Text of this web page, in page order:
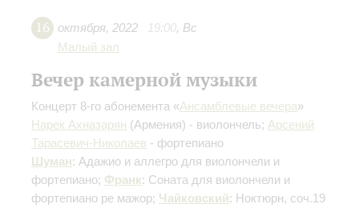
16 октября, 2022 19:00, Вс
Малый зал
Вечер камерной музыки
Концерт 8-го абонемента «Ансамблевые вечера»
Нарек Ахназарян (Армения) - виолончель; Арсений
Тарасевич-Николаев - фортепиано
Шуман: Адажио и аллегро для виолончели и
фортепиано; Франк: Соната для виолончели и
фортепиано ре мажор; Чайковский: Ноктюрн, соч.19